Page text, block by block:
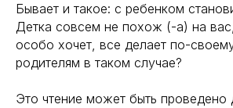
Бывает и такое: с ребенком
Детка совсем не похож (-а) на
особо хочет, все делает по-
родителям в таком случае?
Это чтение может быть проведено